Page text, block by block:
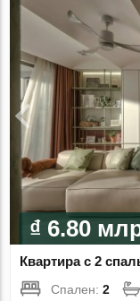
₫ 6.80
Квартира с 2
Спален:2